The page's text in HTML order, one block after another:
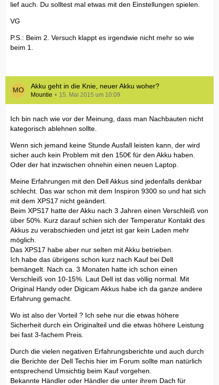
lief auch. Du solltest mal etwas mit den Einstellungen spielen.
VG
P.S.: Beim 2. Versuch klappt es irgendwie nicht mehr so wie
beim 1.
Akku geht in die Knie, neuer Akku woher?
Mountie 15. Mai 2015 um 10:09
Ich bin nach wie vor der Meinung, dass man Nachbauten nicht
kategorisch ablehnen sollte.
Wenn sich jemand keine Stunde Ausfall leisten kann, der wird
sicher auch kein Problem mit den 150€ für den Akku haben.
Oder der hat inzwischen ohnehin einen neuen Laptop.
Meine Erfahrungen mit den Dell Akkus sind jedenfalls denkbar
schlecht. Das war schon mit dem Inspiron 9300 so und hat sich
mit dem XPS17 nicht geändert.
Beim XPS17 hatte der Akku nach 3 Jahren einen Verschleiß von
über 50%. Kurz darauf schien sich der Temperatur Kontakt des
Akkus zu verabschieden und jetzt ist gar kein Laden mehr
möglich.
Das XPS17 habe aber nur selten mit Akku betrieben.
Ich habe das übrigens schon kurz nach Kauf bei Dell
bemängelt. Nach ca. 3 Monaten hatte ich schon einen
Verschleiß von 10-15%. Laut Dell ist das völlig normal. Mit
Original Handy oder Digicam Akkus habe ich da ganze andere
Erfahrung gemacht.
Wo ist also der Vorteil ? Ich sehe nur die etwas höhere
Sicherheit durch ein Originalteil und die etwas höhere Leistung
bei fast 3-fachem Preis.
Durch die vielen negativen Erfahrungsberichte und auch durch
die Berichte der Dell Techis hier im Forum sollte man natürlich
entsprechend Umsichtig beim Kauf vorgehen.
Bekannte Händler oder Händler die unter ihrem Dach für